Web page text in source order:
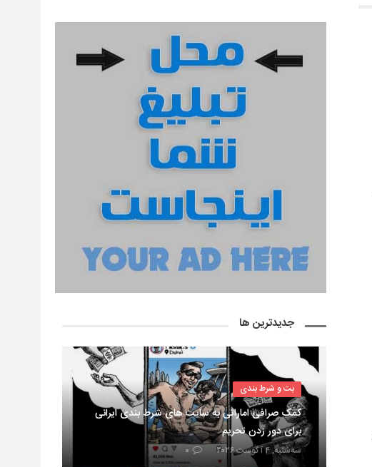
جدیدترین ها
بت و شرط بندی
کمک صرافی اماراتی به سایت های شرط بندی ایرانی
برای دور زدن تحریم
سه‌شنبه, ۴ آگوست ۲۰۲۶ ۰